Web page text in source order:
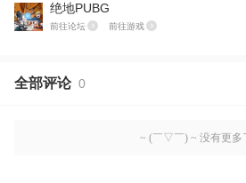
绝地PUBG
前往论坛 前往游戏
全部评论 0
~ (￣▽￣) ~ 没有更多